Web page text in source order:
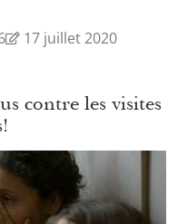
17 juillet 2020
contre les visites